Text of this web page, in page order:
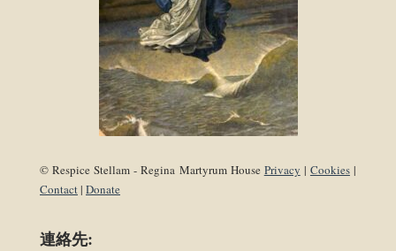
© Respice Stellam - Regina Martyrum House Privacy | Cookies|
Contact| Donate
連絡先: